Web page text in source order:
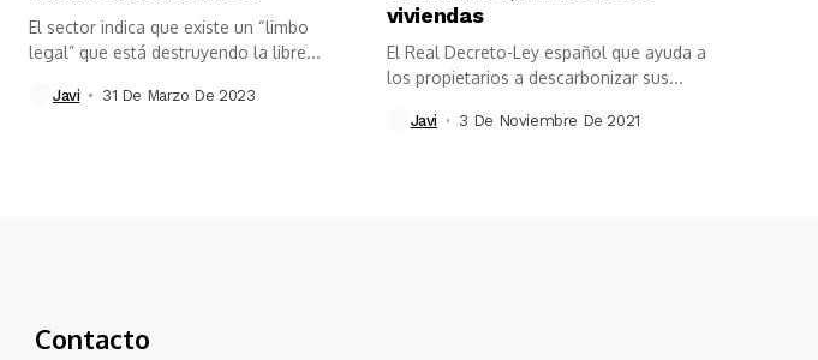
El sector indica que existe un “limbo
legal” que está destruyendo la libre...
Javi 31 De Marzo De 2023
viviendas
El Real Decreto-Ley español que ayuda a
los propietarios a descarbonizar sus...
Javi 3 De Noviembre De 2021
Contacto